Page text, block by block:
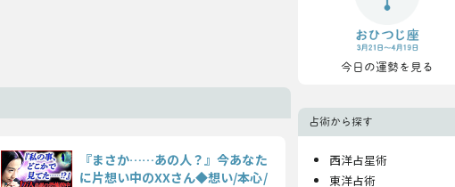
『まさか……あの人？』今あなた
に片想い中のXXさん◆想い/本心/
今日の運勢を見る
占術から探す
西洋占星術
東洋占術